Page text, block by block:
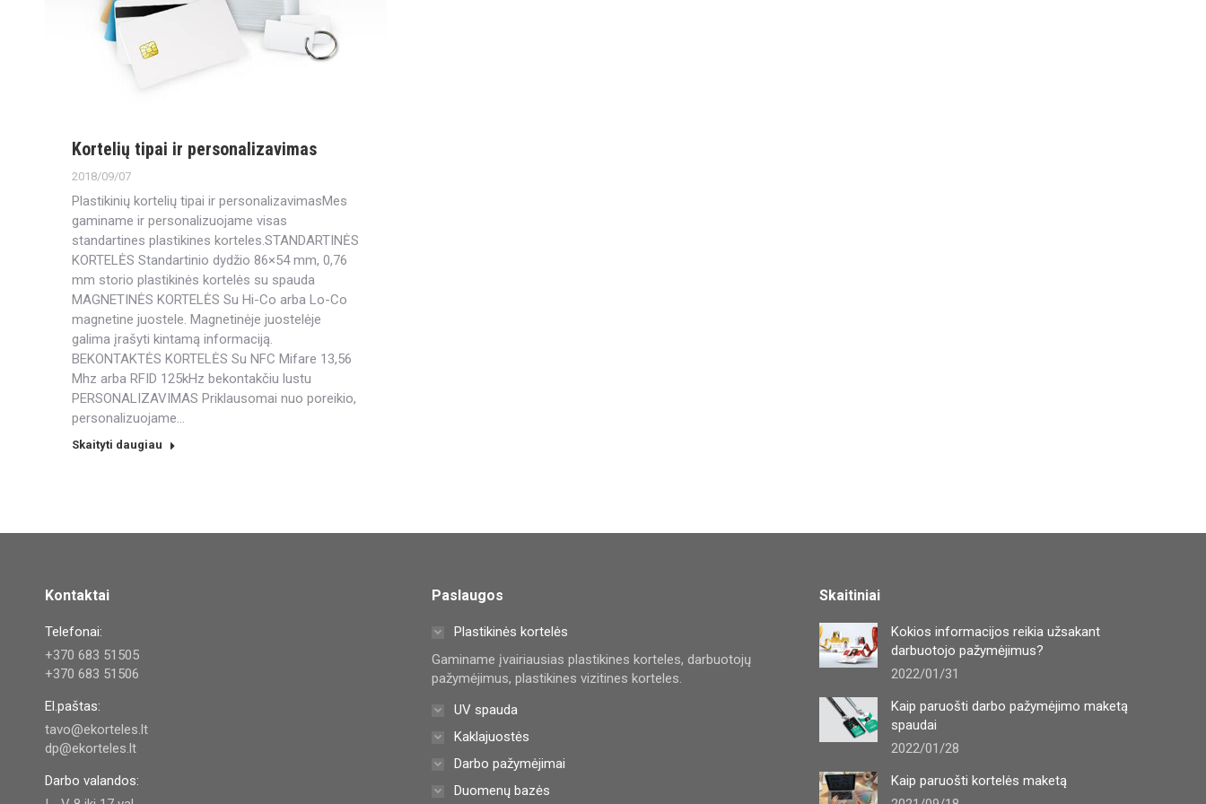
Kortelių tipai ir personalizavimas
2018/09/07
Plastikinių kortelių tipai ir personalizavimasMes
gaminame ir personalizuojame visas
standartines plastikines korteles.STANDARTINĖS
KORTELĖS Standartinio dydžio 86×54 mm, 0,76
mm storio plastikinės kortelės su spauda
MAGNETINĖS KORTELĖS Su Hi-Co arba Lo-Co
magnetine juostele. Magnetinėje juostelėje
galima įrašyti kintamą informaciją.
BEKONTAKTĖS KORTELĖS Su NFC Mifare 13,56
Mhz arba RFID 125kHz bekontakčiu lustu
PERSONALIZAVIMAS Priklausomai nuo poreikio,
personalizuojame…
Skaityti daugiau
Kontaktai
Telefonai:
+370 683 51505
+370 683 51506
El.paštas:
tavo@ekorteles.lt
dp@ekorteles.lt
Darbo valandos:
Paslaugos
Plastikinės kortelės
Gaminame įvairiausias plastikines korteles, darbuotojų
pažymėjimus, plastikines vizitines korteles.
UV spauda
Kaklajuostės
Darbo pažymėjimai
Duomenų bazės
Skaitiniai
Kokios informacijos reikia užsakant
darbuotojo pažymėjimus?
2022/01/31
Kaip paruošti darbo pažymėjimo maketą
spaudai
2022/01/28
Kaip paruošti kortelės maketą